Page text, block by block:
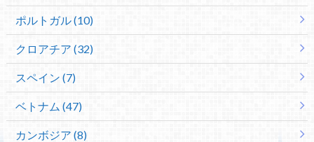
ポルトガル (10)
クロアチア (32)
スペイン (7)
ベトナム (47)
カンボジア (8)